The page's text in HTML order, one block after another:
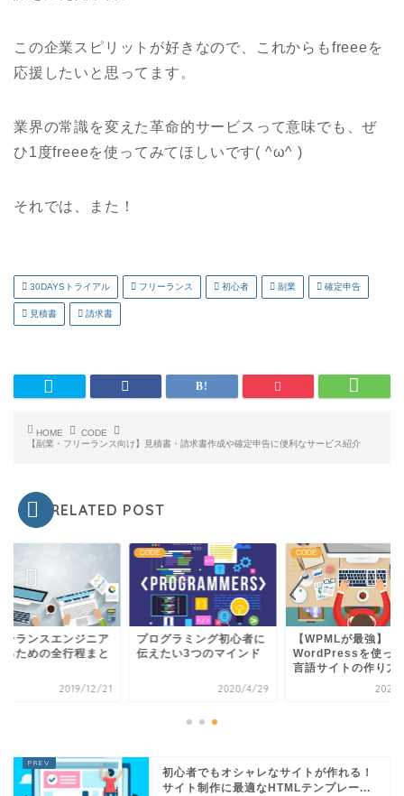
この企業スピリットが好きなので、これからもfreeeを
応援したいと思ってます。
業界の常識を変えた革命的サービスって意味でも、ぜ
ひ1度freeeを使ってみてほしいです( ^ω^ )
それでは、また！
30DAYSトライアル フリーランス 初心者 副業 確定申告
見積書 請求書
HOME
CODE
【副業・フリーランス向け】見積書・請求書作成や確定申告に便利なサービス紹介
RELATED POST
ーランスエンジニア
るための全行程まと
2019/12/21
CODE
プログラミング初心者に
伝えたい3つのマインド
2020/4/29
CODE
【WPMLが最強】
WordPressを使っ
言語サイトの作り方
初心者でもオシャレなサイトが作れる！
サイト制作に最適なHTMLテンプレー...